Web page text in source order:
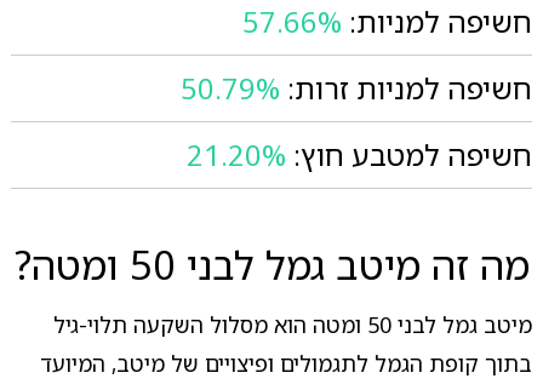
חשיפה למניות: 57.66%
חשיפה למניות זרות: 50.79%
חשיפה למטבע חוץ: 21.20%
מה זה מיטב גמל לבני 50 ומטה?
מיטב גמל לבני 50 ומטה הוא מסלול השקעה תלוי-גיל
בתוך קופת הגמל לתגמולים ופיצויים של מיטב, המיועד